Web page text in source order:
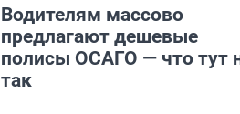
Водителям массово
предлагают дешевые
полисы ОСАГО — что тут
так